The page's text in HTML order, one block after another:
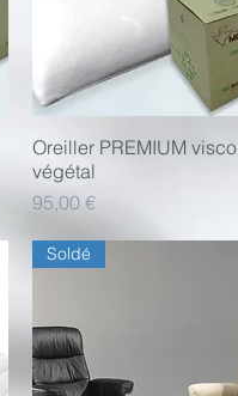
Aperçu rapide
Oreiller PREMIUM visco
végétal
Prix
95,00 €
Soldé